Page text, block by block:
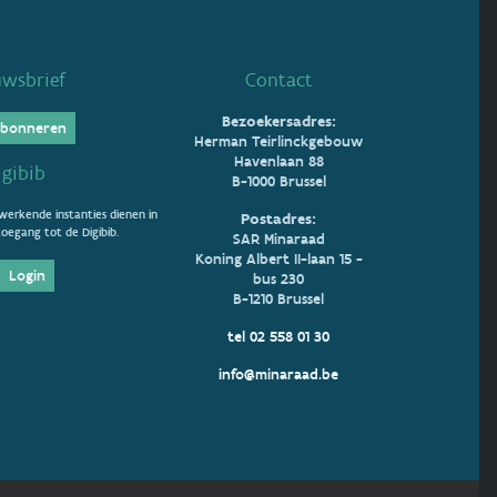
instanties dienen in
tot de Digibib.
Login
Contact
Bezoekersadres:
Herman Teirlinckgebouw
Havenlaan 88
B-1000 Brussel
Postadres:
SAR Minaraad
Koning Albert II-laan 15 -
bus 230
B-1210 Brussel
tel 02 558 01 30
info@minaraad.be